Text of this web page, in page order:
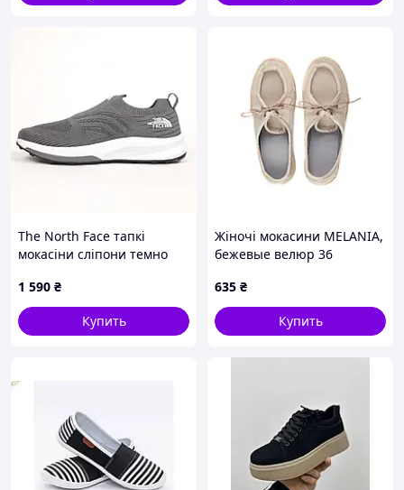
The North Face тапкі
мокасіни сліпони темно
1 590 ₴
Купить
Жіночі мокасини MELANIA,
бежевые велюр 36
635 ₴
Купить